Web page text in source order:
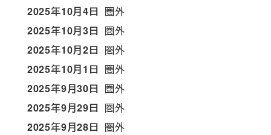
2025年10月4日 圏外
2025年10月3日 圏外
2025年10月2日 圏外
2025年10月1日 圏外
2025年9月30日 圏外
2025年9月29日 圏外
2025年9月28日 圏外